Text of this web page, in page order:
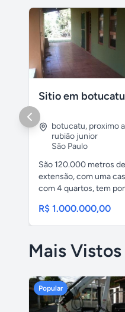
Sitio em botucatu
botucatu, proximo a
rubião junior
São Paulo
São 120.000 metros de
extensão, com uma
com 4 quartos, tem
R$ 1.000.000,00
Mais
Popular